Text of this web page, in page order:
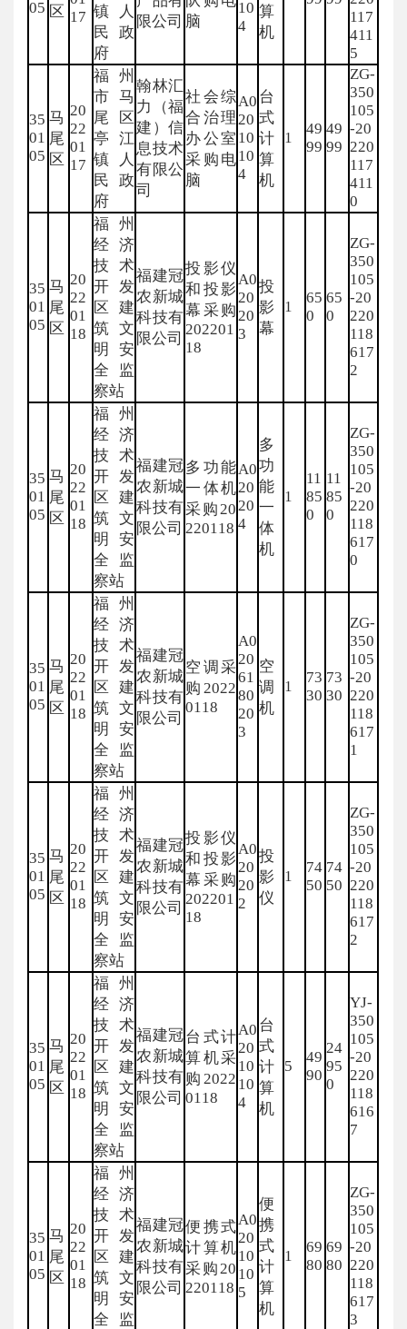
05 区 17 镇人
民政
府
限公司 脑
10
4
算
机
117
411
5
35
01
05
马
尾
区
20
22
01
17
福州
市马
尾区
亭江
镇人
民政
府
翰林汇
力（福
建）信
息技术
有限公
司
社会综
合治理
办公室
采购电
脑
A0
20
10
10
4
台
式
计
算
机
1
49
99
49
99
ZG-
350
105
-20
220
117
411
0
35
01
05
马
尾
区
20
22
01
18
福州
经济
技术
开发
区建
筑文
明安
全监
察站
福建冠
农新城
科技有
限公司
投影仪
和投影
幕采购
202201
18
A0
20
20
3
投
影
幕
1
65
0
65
0
ZG-
350
105
-20
220
118
617
2
35
01
05
马
尾
区
20
22
01
18
福州
经济
技术
开发
区建
筑文
明安
全监
察站
福建冠
农新城
科技有
限公司
多功能
一体机
采购20
220118
A0
20
20
4
多
功
能
一
体
机
1
11
85
0
11
85
0
ZG-
350
105
-20
220
118
617
0
35
01
05
马
尾
区
20
22
01
18
福州
经济
技术
开发
区建
筑文
明安
全监
察站
福建冠
农新城
科技有
限公司
空调采
购2022
0118
A0
20
61
80
20
3
空
调
机
1
73
30
73
30
ZG-
350
105
-20
220
118
617
1
35
01
05
马
尾
区
20
22
01
18
福州
经济
技术
开发
区建
筑文
明安
全监
察站
福建冠
农新城
科技有
限公司
投影仪
和投影
幕采购
202201
18
A0
20
20
2
投
影
仪
1
74
50
74
50
ZG-
350
105
-20
220
118
617
2
35
01
05
马
尾
区
20
22
01
18
福州
经济
技术
开发
区建
筑文
明安
全监
察站
福建冠
农新城
科技有
限公司
台式计
算机采
购2022
0118
A0
20
10
10
4
台
式
计
算
机
5
49
90
24
95
0
YJ-
350
105
-20
220
118
616
7
35
01
05
马
尾
区
20
22
01
18
福州
经济
技术
开发
区建
筑文
明安
全监
福建冠
农新城
科技有
限公司
便携式
计算机
采购20
220118
A0
20
10
10
5
便
携
式
计
算
机
1
69
80
69
80
ZG-
350
105
-20
220
118
617
3